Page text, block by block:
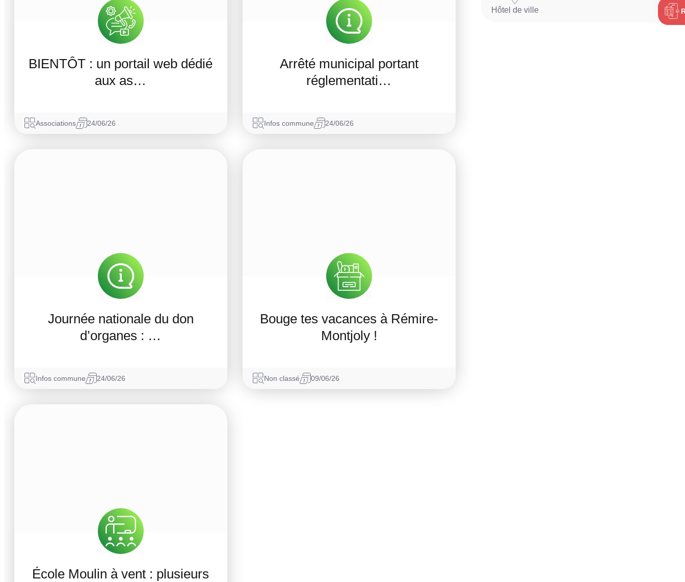
BIENTÔT : un portail web dédié
aux as…
Associations 24/06/26
Arrêté municipal portant
réglementati…
Infos commune 24/06/26
Journée nationale du don
d’organes : …
Infos commune 24/06/26
Bouge tes vacances à Rémire-
Montjoly !
Non classé 09/06/26
École Moulin à vent : plusieurs
Hôtel de ville